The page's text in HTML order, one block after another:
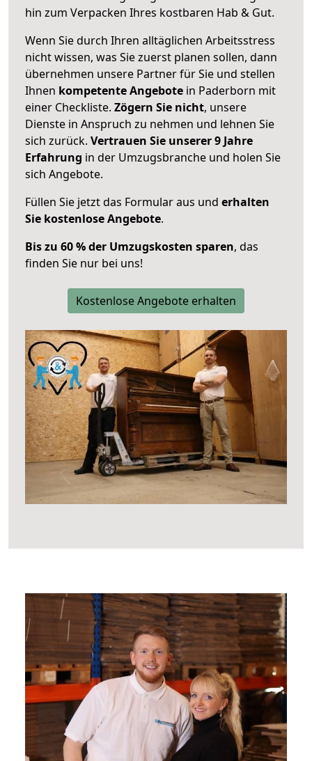
hin zum Verpacken Ihres kostbaren Hab & Gut.
Wenn Sie durch Ihren alltäglichen Arbeitsstress
nicht wissen, was Sie zuerst planen sollen, dann
übernehmen unsere Partner für Sie und stellen
Ihnen kompetente Angebote in Paderborn mit
einer Checkliste. Zögern Sie nicht, unsere
Dienste in Anspruch zu nehmen und lehnen Sie
sich zurück. Vertrauen Sie unserer 9 Jahre
Erfahrung in der Umzugsbranche und holen Sie
sich Angebote.
Füllen Sie jetzt das Formular aus und erhalten
Sie kostenlose Angebote.
Bis zu 60 % der Umzugskosten sparen, das
finden Sie nur bei uns!
Kostenlose Angebote erhalten